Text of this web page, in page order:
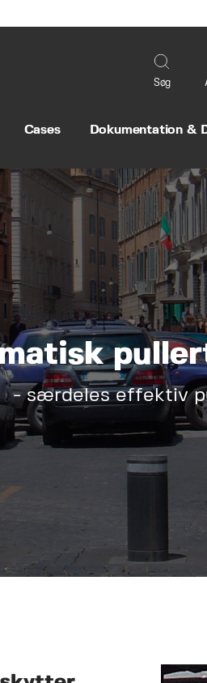
Cases Dokumentation &
Søg
- særdeles effektiv